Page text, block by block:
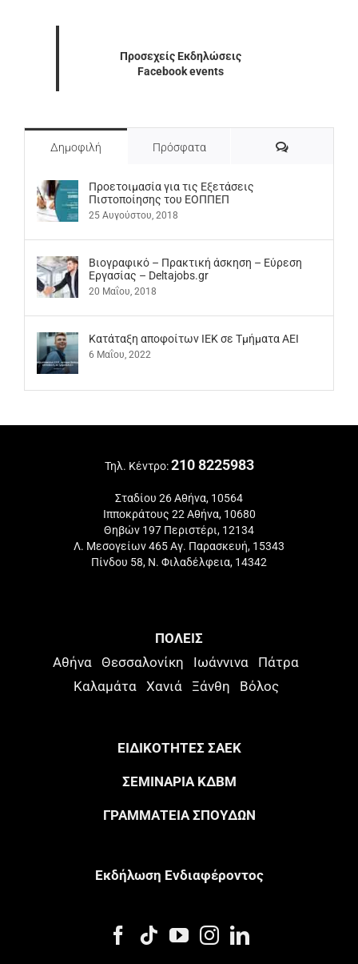
Προσεχείς Εκδηλώσεις
Facebook events
Δημοφιλή Πρόσφατα Σχόλια
Προετοιμασία για τις Εξετάσεις
Πιστοποίησης του ΕΟΠΠΕΠ
25 Αυγούστου, 2018
Βιογραφικό – Πρακτική άσκηση – Εύρεση
Εργασίας – Deltajobs.gr
20 Μαΐου, 2018
Kατάταξη αποφοίτων ΙΕΚ σε Τμήματα ΑΕΙ
6 Μαΐου, 2022
Τηλ. Κέντρο:210 8225983
Σταδίου 26 Αθήνα, 10564
Ιπποκράτους 22 Αθήνα, 10680
Θηβών 197 Περιστέρι, 12134
Λ. Μεσογείων 465 Αγ. Παρασκευή, 15343
Πίνδου 58, Ν. Φιλαδέλφεια, 14342
ΠΟΛΕΙΣ
Αθήνα Θεσσαλονίκη Ιωάννινα
Πάτρα
Καλαμάτα
Χανιά Ξάνθη Βόλος
ΕΙΔΙΚΟΤΗΤΕΣ ΣΑΕΚ
ΣΕΜΙΝΑΡΙΑ ΚΔΒΜ
ΓΡΑΜΜΑΤΕΙΑ ΣΠΟΥΔΩΝ
Eκδήλωση Eνδιαφέροντος